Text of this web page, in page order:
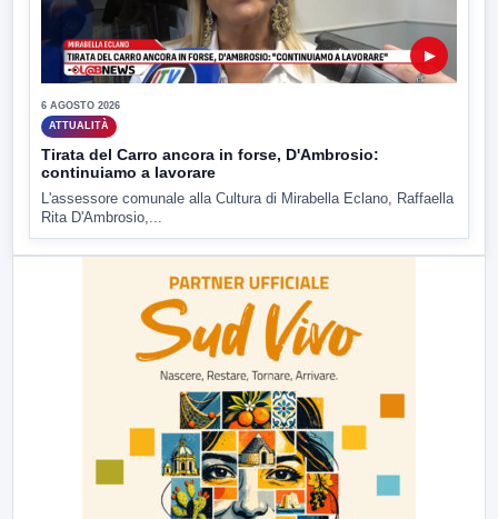
▶
6 AGOSTO 2026
ATTUALITÀ
Tirata del Carro ancora in forse, D'Ambrosio:
continuiamo a lavorare
L'assessore comunale alla Cultura di Mirabella Eclano, Raffaella
Rita D'Ambrosio,...